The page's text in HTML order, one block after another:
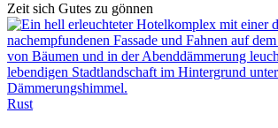
Zeit sich Gutes zu gönnen
Rust